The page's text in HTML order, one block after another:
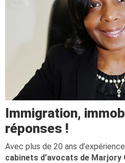
Immigration,
réponses !
Avec plus de 20 ans
cabinets d’avocats de Marjory